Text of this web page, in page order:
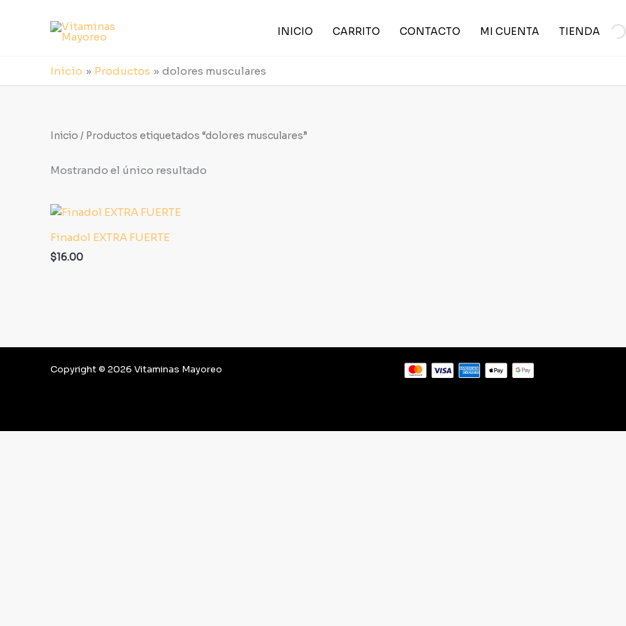
INICIO CARRITO CONTACTO MI CUENTA TIENDA
Inicio Productos dolores musculares
Inicio / Productos etiquetados “dolores musculares”
Mostrando el único resultado
Finadol EXTRA FUERTE
$16.00
Copyright © 2026 Vitaminas Mayoreo